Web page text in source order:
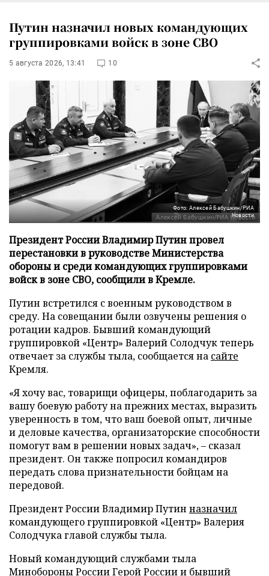
Путин назначил новых командующих
группировками войск в зоне СВО
5 августа 2026, 13:41 10
Фото: Алексей Бабушкин/РИА
Новости
Президент России Владимир Путин провел
перестановки в руководстве Министерства
обороны и среди командующих группировками
войск в зоне СВО, сообщили в Кремле.
Путин встретился с военным руководством в
среду. На совещании были озвучены решения о
ротации кадров. Бывший командующий
группировкой «Центр» Валерий Солодчук теперь
отвечает за службы тыла, сообщается на сайте
Кремля.
«Я хочу вас, товарищи офицеры, поблагодарить за
вашу боевую работу на прежних местах, выразить
уверенность в том, что ваш боевой опыт, личные
и деловые качества, организаторские способности
помогут вам в решении новых задач», – сказал
президент. Он также попросил командиров
передать слова признательности бойцам на
передовой.
Президент России Владимир Путин назначил
командующего группировкой «Центр» Валерия
Солодчука главой службы тыла.
Новый командующий службами тыла
Минобороны России Герой России и бывший